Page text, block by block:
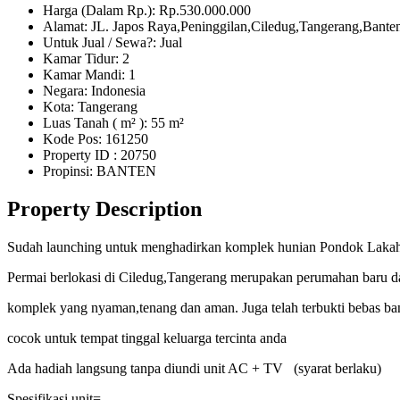
Harga (Dalam Rp.): Rp.530.000.000
Alamat: JL. Japos
Untuk Jual / Sewa?: Jual
Kamar Tidur: 2
Kamar Mandi: 1
Negara: Indonesia
Kota: Tangerang
Luas Tanah ( m² ): 55 m²
Kode Pos: 161250
Property ID : 20750
Propinsi: BANTEN
Property Description
Sudah launching untuk menghadirkan komplek hunian Pondok
Permai berlokasi di Ciledug,Tangerang merupakan perumahan baru
komplek yang nyaman,tenang dan aman. Juga telah terbukti bebas
cocok untuk tempat tinggal keluarga tercinta anda
Ada hadiah langsung tanpa diundi unit AC + TV (syarat berlaku)